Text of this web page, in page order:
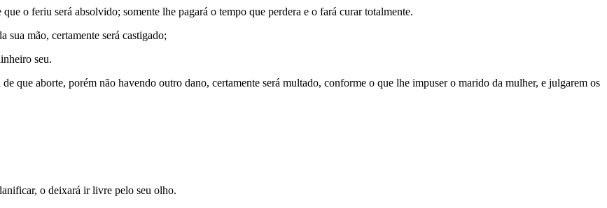
o feriu será absolvido; somente lhe pagará o tempo que perdera e o fará curar totalmente.
sua mão, certamente será castigado;
seu.
que aborte, porém não havendo outro dano, certamente será multado, conforme o que lhe impuser o marido da mulher, e julgarem os
o deixará ir livre pelo seu olho.